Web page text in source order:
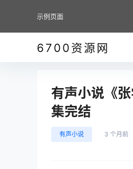
示例页面
6700资源网
有声小说《
集完结
有声小说 3 个月前